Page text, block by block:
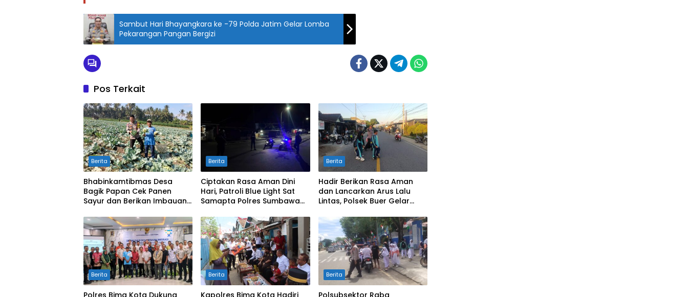
Sambut Hari Bhayangkara ke -79 Polda Jatim Gelar Lomba
Pekarangan Pangan Bergizi
Pos Terkait
Berita
Bhabinkamtibmas Desa
Bagik Papan Cek Panen
Sayur dan Berikan Imbauan
Berita
Ciptakan Rasa Aman Dini
Hari, Patroli Blue Light Sat
Samapta Polres Sumbawa
Antisipasi 3C
Berita
Hadir Berikan Rasa Aman
dan Lancarkan Arus Lalu
Lintas, Polsek Buer Gelar
Perenang
Berita Berita Berita